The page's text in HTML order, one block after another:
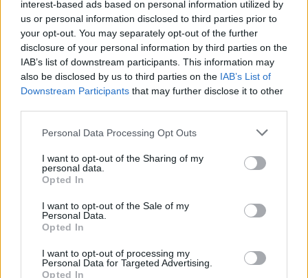
interest-based ads based on personal information utilized by
us or personal information disclosed to third parties prior to
your opt-out. You may separately opt-out of the further
disclosure of your personal information by third parties on the
IAB’s list of downstream participants. This information may
also be disclosed by us to third parties on the IAB’s List of
Downstream Participants that may further disclose it to other
Please note that this website/app uses one or more Google
not limited to your visit or usage behaviour. You may click to
grant or deny consent to Google and its third-party tags to
use your data for below specified purposes in below Google
consent section.
Personal Data Processing Opt Outs
I want to opt-out of the Sharing of my
personal data.
Opted In
I want to opt-out of the Sale of my
Personal Data.
Opted In
I want to opt-out of processing my
Personal Data for Targeted Advertising.
Opted In
I den yngre klassen upp till 10 år genomfördes
en masstarstävling som Sophia Björlinger vann
bland tjejerna och Andreas Gustafsson vann
bland killarna med Anton Lund som 2:a.
Resultat
Prenumerera på vårt nyhetsbrev
Prenumerera